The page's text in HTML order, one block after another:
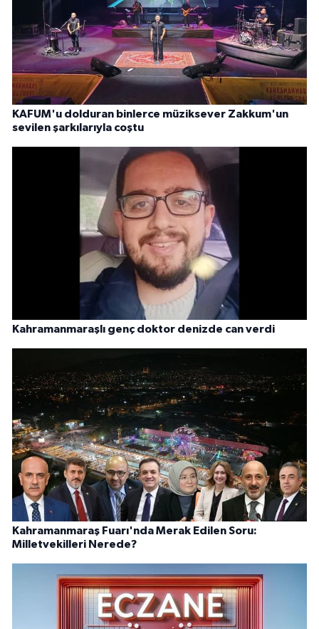
KAFUM'u dolduran binlerce müziksever Zakkum'un
sevilen şarkılarıyla coştu
Kahramanmaraşlı genç doktor denizde can verdi
Kahramanmaraş Fuarı'nda Merak Edilen Soru:
Milletvekilleri Nerede?